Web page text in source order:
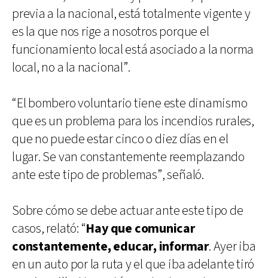
previa a la nacional, está totalmente vigente y
es la que nos rige a nosotros porque el
funcionamiento local está asociado a la norma
local, no a la nacional”.
“El bombero voluntario tiene este dinamismo
que es un problema para los incendios rurales,
que no puede estar cinco o diez días en el
lugar. Se van constantemente reemplazando
ante este tipo de problemas”, señaló.
Sobre cómo se debe actuar ante este tipo de
casos, relató: “Hay que comunicar
constantemente, educar, informar. Ayer iba
en un auto por la ruta y el que iba adelante tiró